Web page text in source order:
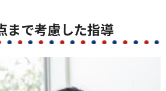
まで考慮した指導